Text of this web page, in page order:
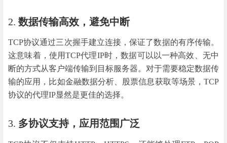
2. 数据传输高效，避免中断
TCP协议通过三次握手建立连接，保证了数据的有序传输。
这意味着，使用TCP代理IP时，数据可以以一种高效、无中
断的方式从客户端传输到目标服务器。对于需要稳定数据传
输的应用，比如金融数据分析、股票信息获取等场景，TCP
协议的代理IP显然是更佳的选择。
3. 多协议支持，应用范围广泛